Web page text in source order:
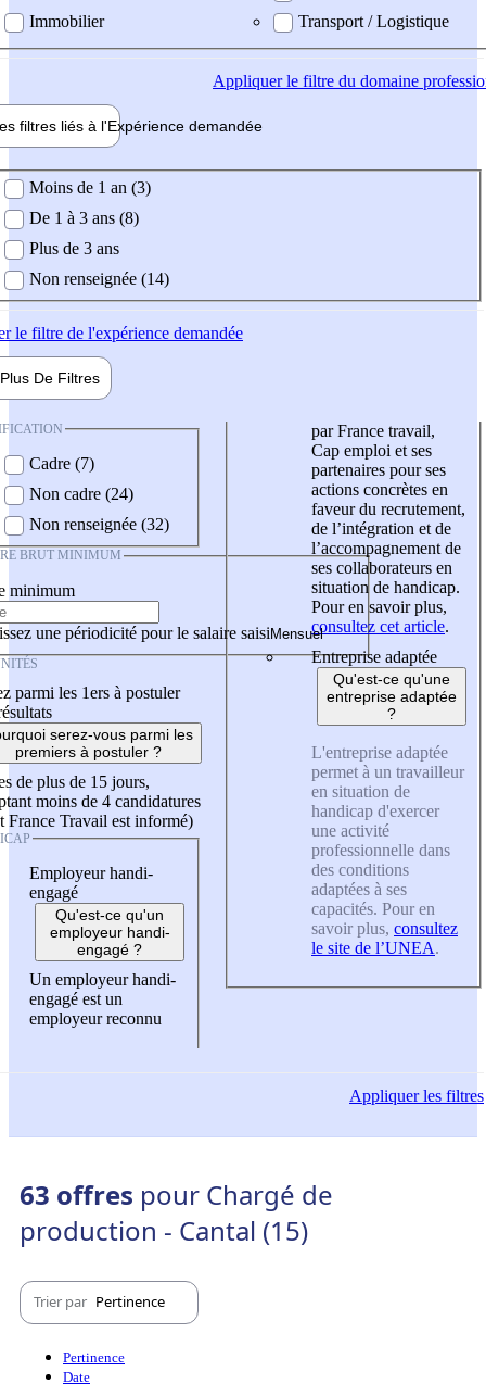
Immobilier
Transport / Logistique
Appliquerle filtre du domaine
filtres liés à l'Expérience demandée
demandée
Moins de 1 an (3)
De 1 à 3 ans (8)
Plus de 3 ans
Non renseignée (14)
le filtre de l'expérience demandée
Plus De Filtres
Cadre (7)
Non cadre (24)
Non renseignée (32)
BRUT MINIMUM
minimum
une périodicité pour le salaire saisi
parmi les 1ers à postuler
serez-vous parmi les
premiers à postuler ?
de plus de 15 jours,
moins de 4 candidatures
France Travail est informé)
Employeur handi-
engagé
Qu'est-ce qu'un
employeur handi-
engagé ?
Un employeur handi-
engagé est un
employeur reconnu
par France travail,
Cap emploi et ses
partenaires pour ses
actions concrètes en
faveur du recrutement,
de l’intégration et de
l’accompagnement de
ses collaborateurs en
situation de handicap.
Pour en savoir plus,
consultez cet article.
Entreprise adaptée
Qu'est-ce qu'une
entreprise adaptée
?
L'entreprise adaptée
permet à un travailleur
en situation de
handicap d'exercer
une activité
professionnelle dans
des conditions
adaptées à ses
capacités. Pour en
savoir plus, consultez
le site de l’UNEA.
Appliquerles filtres
63 offres pour Chargé de
production - Cantal (15)
Trier par Pertinence
Pertinence
Date